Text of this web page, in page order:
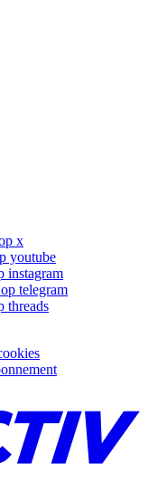
x
youtube
instagram
telegram
threads